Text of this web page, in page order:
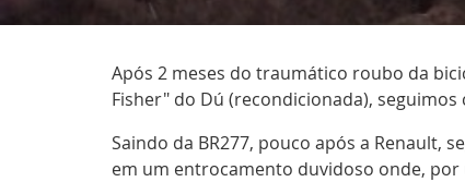
Após 2 meses do traumático roubo da
Fisher" do Dú (recondicionada),
Saindo da BR277, pouco após a Renault,
em um entrocamento duvidoso onde, por